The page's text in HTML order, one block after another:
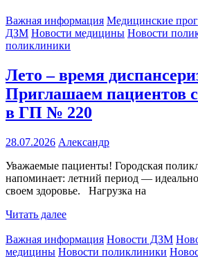
Важная информация Медицинские
ДЗМ Новости медицины Новости
поликлиники
Лето – время
Приглашаем пациентов
в ГП № 220
28.07.2026 Александр
Уважаемые пациенты! Городская
напоминает: летний период —
своем здоровье. Нагрузка на
Читать далее
Важная информация Новости ДЗМ
медицины Новости поликлиники